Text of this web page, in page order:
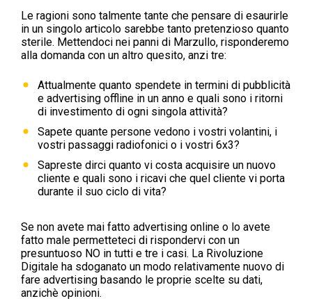
Le ragioni sono talmente tante che pensare di esaurirle
in un singolo articolo sarebbe tanto pretenzioso quanto
sterile. Mettendoci nei panni di Marzullo, risponderemo
alla domanda con un altro quesito, anzi tre:
Attualmente quanto spendete in termini di pubblicità
e advertising offline in un anno e quali sono i ritorni
di investimento di ogni singola attività?
Sapete quante persone vedono i vostri volantini, i
vostri passaggi radiofonici o i vostri 6x3?
Sapreste dirci quanto vi costa acquisire un nuovo
cliente e quali sono i ricavi che quel cliente vi porta
durante il suo ciclo di vita?
Se non avete mai fatto advertising online o lo avete
fatto male permetteteci di rispondervi con un
presuntuoso NO in tutti e tre i casi. La Rivoluzione
Digitale ha sdoganato un modo relativamente nuovo di
fare advertising basando le proprie scelte su dati,
anzichè opinioni.